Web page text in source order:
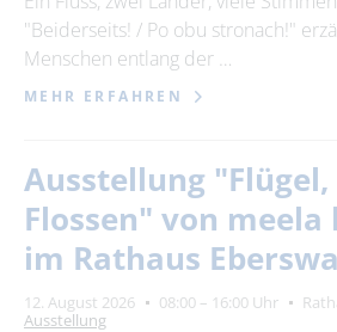
"Beiderseits! / Po obu stronach!"
Menschen entlang der …
MEHR ERFAHREN
Ausstellung "Flügel,
Flossen" von meela
im Rathaus
12. August 2026 08:00 – 16:00 Uhr
Ausstellung